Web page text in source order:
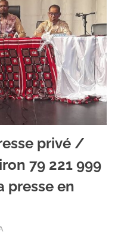
privé /
79 221 999
presse en